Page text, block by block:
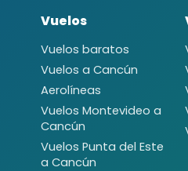
Vuelos
Vuelos baratos
Vuelos a Cancún
Aerolíneas
Vuelos Montevideo a
Cancún
Vuelos Punta del Este
a Cancún